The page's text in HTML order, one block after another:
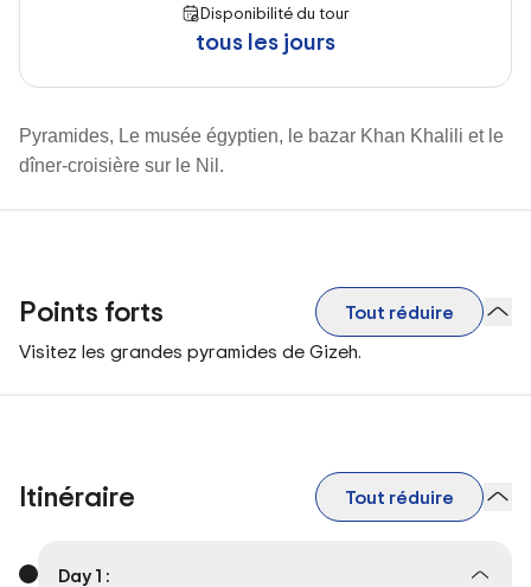
Disponibilité du tour
tous les jours
Pyramides, Le musée égyptien, le bazar Khan Khalili et le
dîner-croisière sur le Nil.
Points forts
Tout réduire
Visitez les grandes pyramides de Gizeh.
Itinéraire Tout réduire
Day 1 :